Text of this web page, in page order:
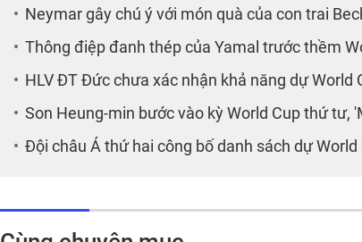
Neymar gây chú ý với món quà của con trai
Thông điệp đanh thép của Yamal trước thềm
HLV ĐT Đức chưa xác nhận khả năng dự World
Son Heung-min bước vào kỳ World Cup thứ tư,
Đội châu Á thứ hai công bố danh sách dự World